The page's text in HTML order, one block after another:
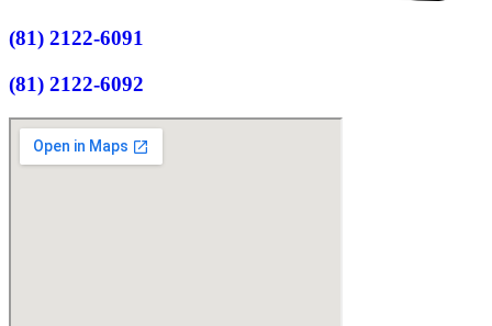
(81) 2122-6091
(81) 2122-6092